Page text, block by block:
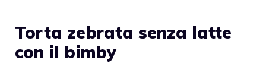
Torta zebrata senza latte
con il bimby